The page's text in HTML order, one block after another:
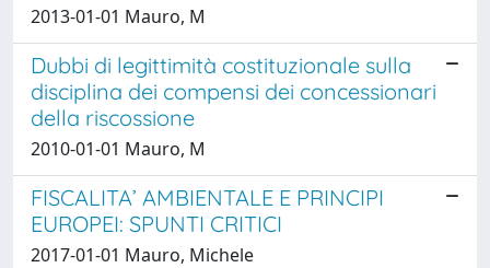
2013-01-01 Mauro, M
Dubbi di legittimità costituzionale sulla
disciplina dei compensi dei concessionari
della riscossione
2010-01-01 Mauro, M
FISCALITA’ AMBIENTALE E PRINCIPI
EUROPEI: SPUNTI CRITICI
2017-01-01 Mauro, Michele